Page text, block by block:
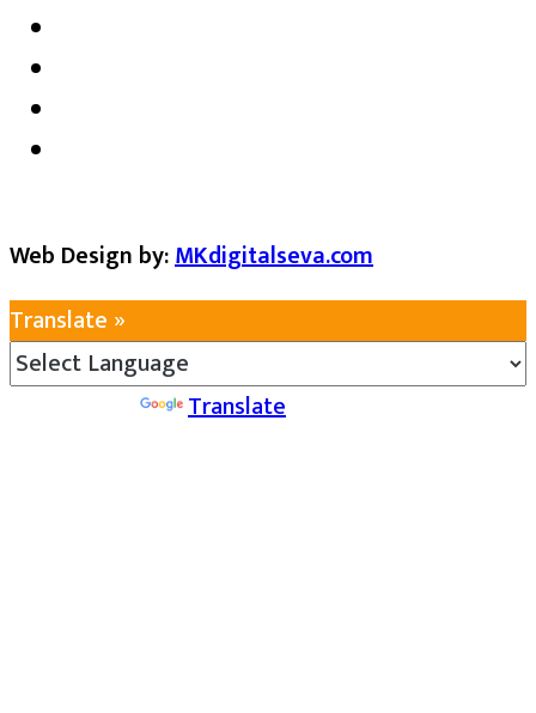
Web Design by:MKdigitalseva.com
Translate »
Translate